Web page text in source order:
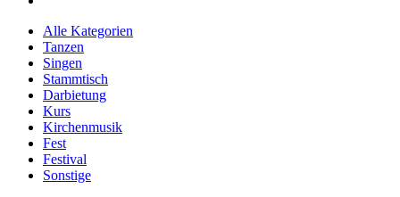
Alle Kategorien
Tanzen
Singen
Stammtisch
Darbietung
Kurs
Kirchenmusik
Fest
Festival
Sonstige